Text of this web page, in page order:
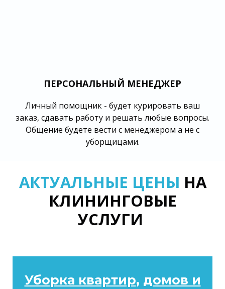
ПЕРСОНАЛЬНЫЙ МЕНЕДЖЕР
Личный помощник - будет курировать ваш
заказ, сдавать работу и решать любые вопросы.
Общение будете вести с менеджером а не с
уборщицами.
АКТУАЛЬНЫЕ ЦЕНЫ НА
КЛИНИНГОВЫЕ
УСЛУГИ
Уборка квартир, домов и